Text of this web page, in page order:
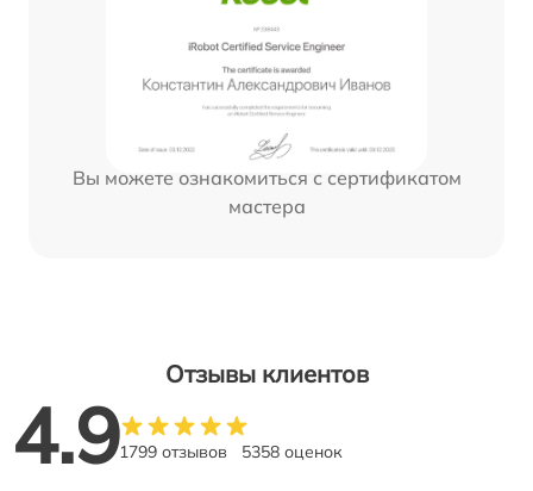
Вы можете ознакомиться с сертификатом
мастера
Отзывы клиентов
4.91799 отзывов 5358 оценок